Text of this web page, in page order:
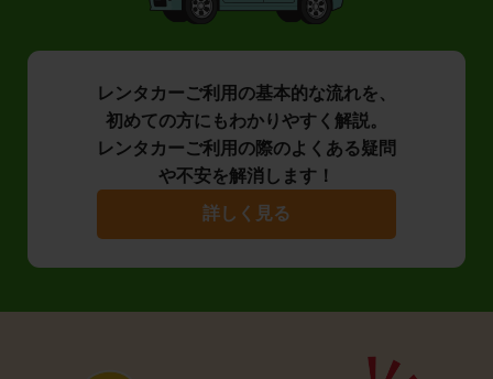
レンタカーご利用の基本的な流れを、
初めての方にもわかりやすく解説。
レンタカーご利用の際のよくある疑問
や不安を解消します！
詳しく見る